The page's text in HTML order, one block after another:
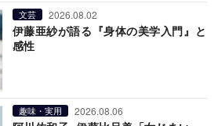
文芸 2026.08.02
伊藤亜紗が語る『身体の美学入門』と
感性
趣味・実用 2026.08.06